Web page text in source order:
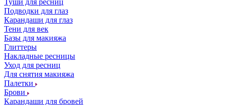
Туши для ресниц
Подводки для глаз
Карандаши для глаз
Тени для век
Базы для макияжа
Глиттеры
Накладные ресницы
Уход для ресниц
Для снятия макияжа
Палетки
Брови
Карандаши для бровей